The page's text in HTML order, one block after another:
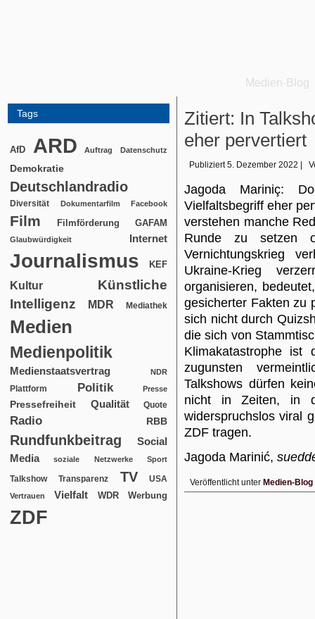
Medien-Blog
Tags
AfD ARD Auftrag Datenschutz
Demokratie
Deutschlandradio
Diversität Dokumentarfilm Facebook
Film Filmförderung GAFAM
Glaubwürdigkeit Internet
Journalismus KEF
Kultur
Künstliche
Intelligenz
MDR Mediathek
Medien
Medienpolitik
Medienstaatsvertrag NDR
Plattform Politik Presse
Pressefreiheit Qualität Quote
Radio RBB
Rundfunkbeitrag
Social
Media
soziale Netzwerke Sport
Talkshow Transparenz TV USA
Vertrauen Vielfalt WDR Werbung
ZDF
Zitiert: In
eher pervertiert
Publiziert 5. Dezember 2022
Jagoda Mariniç:
Vielfaltsbegriff eher
verstehen manche
Runde zu setzen
Vernichtungskrieg
Ukraine-Krieg
organisieren,
gesicherter Fakten zu
sich nicht durch
die sich von
Klimakatastrophe ist
zugunsten
Talkshows dürfen
nicht in Zeiten, in
widerspruchslos viral
ZDF tragen.
Jagoda Marinić,
Veröffentlicht unter Medien-Blog